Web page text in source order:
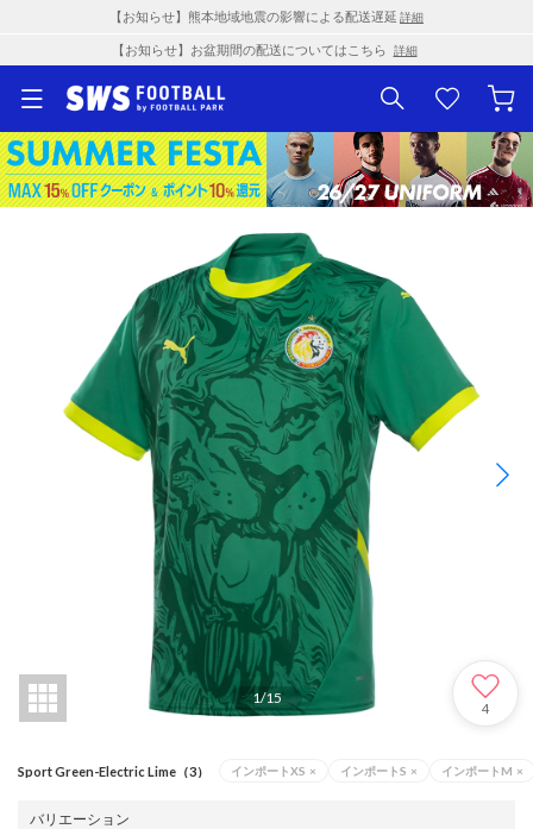
【お知らせ】熊本地域地震の影響による配送遅延 詳細
【お知らせ】お盆期間の配送についてはこちら 詳細
1/15
4
Sport Green-Electric Lime（3） インポートXS × インポートS × インポートM ×
バリエーション